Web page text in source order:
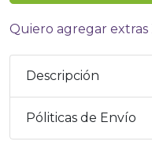
Quiero agregar extras
Descripción
Póliticas de Envío